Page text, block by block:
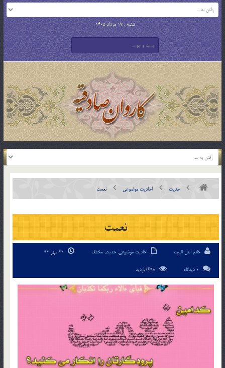
شنبه , 17 مرداد 1405
حدیث احادیث موضوعی نعمت
نعمت
خادم اهل البیت احادیث موضوعی, حدیث, مختلف
0 دیدگاه